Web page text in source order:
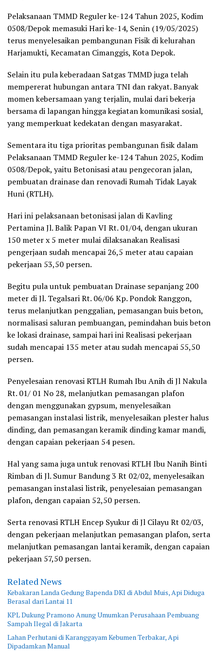
Pelaksanaan TMMD Reguler ke-124 Tahun 2025, Kodim
0508/Depok memasuki Hari ke-14, Senin (19/05/2025)
terus menyelesaikan pembangunan Fisik di kelurahan
Harjamukti, Kecamatan Cimanggis, Kota Depok.
Selain itu pula keberadaan Satgas TMMD juga telah
mempererat hubungan antara TNI dan rakyat. Banyak
momen kebersamaan yang terjalin, mulai dari bekerja
bersama di lapangan hingga kegiatan komunikasi sosial,
yang memperkuat kedekatan dengan masyarakat.
Sementara itu tiga prioritas pembangunan fisik dalam
Pelaksanaan TMMD Reguler ke-124 Tahun 2025, Kodim
0508/Depok, yaitu Betonisasi atau pengecoran jalan,
pembuatan drainase dan renovadi Rumah Tidak Layak
Huni (RTLH).
Hari ini pelaksanaan betonisasi jalan di Kavling
Pertamina Jl. Balik Papan VI Rt. 01/04, dengan ukuran
150 meter x 5 meter mulai dilaksanakan Realisasi
pengerjaan sudah mencapai 26,5 meter atau capaian
pekerjaan 53,50 persen.
Begitu pula untuk pembuatan Drainase sepanjang 200
meter di Jl. Tegalsari Rt. 06/06 Kp. Pondok Ranggon,
terus melanjutkan penggalian, pemasangan buis beton,
normalisasi saluran pembuangan, pemindahan buis beton
ke lokasi drainase, sampai hari ini Realisasi pekerjaan
sudah mencapai 135 meter atau sudah mencapai 55,50
persen.
Penyelesaian renovasi RTLH Rumah Ibu Anih di Jl Nakula
Rt. 01/ 01 No 28, melanjutkan pemasangan plafon
dengan menggunakan gypsum, menyelesaikan
pemasangan instalasi listrik, menyelesaikan plester halus
dinding, dan pemasangan keramik dinding kamar mandi,
dengan capaian pekerjaan 54 pesen.
Hal yang sama juga untuk renovasi RTLH Ibu Nanih Binti
Rimban di Jl. Sumur Bandung 3 Rt 02/02, menyelesaikan
pemasangan instalasi listrik, penyelesaian pemasangan
plafon, dengan capaian 52,50 persen.
Serta renovasi RTLH Encep Syukur di Jl Cilayu Rt 02/03,
dengan pekerjaan melanjutkan pemasangan plafon, serta
melanjutkan pemasangan lantai keramik, dengan capaian
pekerjaan 57,50 persen.
Related News
Kebakaran Landa Gedung Bapenda DKI di Abdul Muis, Api Diduga
Berasal dari Lantai 11
KPL Dukung Pramono Anung Umumkan Perusahaan Pembuang
Sampah Ilegal di Jakarta
Lahan Perhutani di Karanggayam Kebumen Terbakar, Api
Dipadamkan Manual